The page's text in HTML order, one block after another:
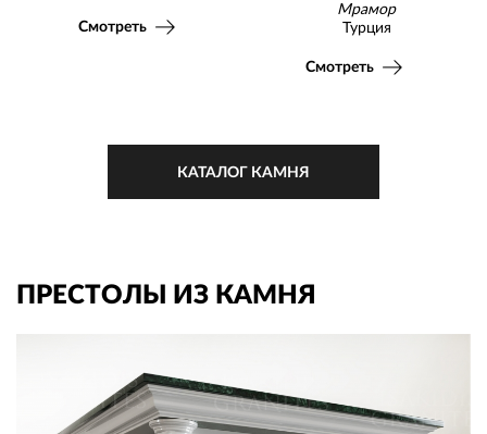
Смотреть
Мрамор
Турция
Смотреть
КАТАЛОГ КАМНЯ
ПРЕСТОЛЫ ИЗ КАМНЯ